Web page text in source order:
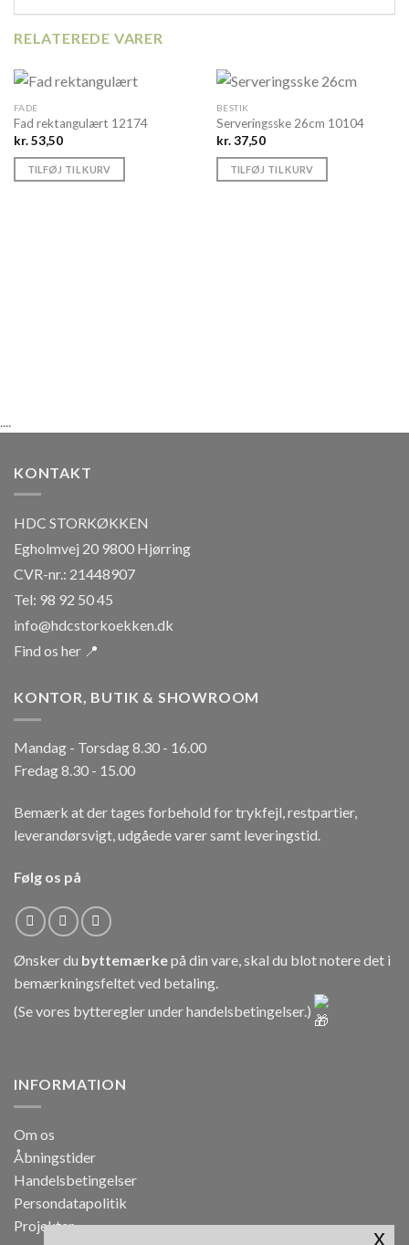
RELATEREDE VARER
FADE
Fad rektangulært 12174
kr.53,50
TILFØJ TIL KURV
BESTIK
Serveringsske 26cm 10104
kr.37,50
TILFØJ TIL KURV
....
KONTAKT
HDC STORKØKKEN
Egholmvej 20 9800 Hjørring
CVR-nr.: 21448907
Tel: 98 92 50 45
info@hdcstorkoekken.dk
Find os her 📍
KONTOR, BUTIK & SHOWROOM
Mandag - Torsdag 8.30 - 16.00
Fredag 8.30 - 15.00
Bemærk at der tages forbehold for trykfejl, restpartier,
leverandørsvigt, udgåede varer samt leveringstid.
Følg os på
Ønsker du byttemærkepå din vare, skal du blot notere det i
bemærkningsfeltet ved betaling.
(Se vores bytteregler underhandelsbetingelser.)
INFORMATION
Om os
Åbningstider
Handelsbetingelser
Persondatapolitik
Projekter
x